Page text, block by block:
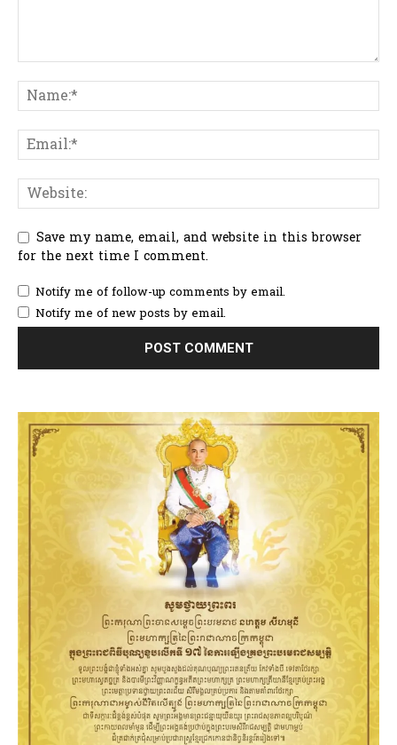
Save my name, email, and website in this browser
for the next time I comment.
Notify me of follow-up comments by email.
Notify me of new posts by email.